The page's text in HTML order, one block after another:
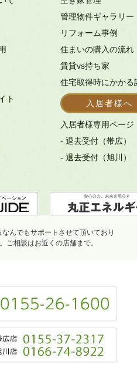
ト
管理物件ギャラリー
リフォーム事例
住まいの購入の流れ
賃貸vs持ち家
住宅取得時にかかる
入居者様へ
入居者様専用ページ
- 退去受付（帯広）
- 退去受付（旭川）
んでもサポートさせて頂いており
相談はお近くの店舗まで。